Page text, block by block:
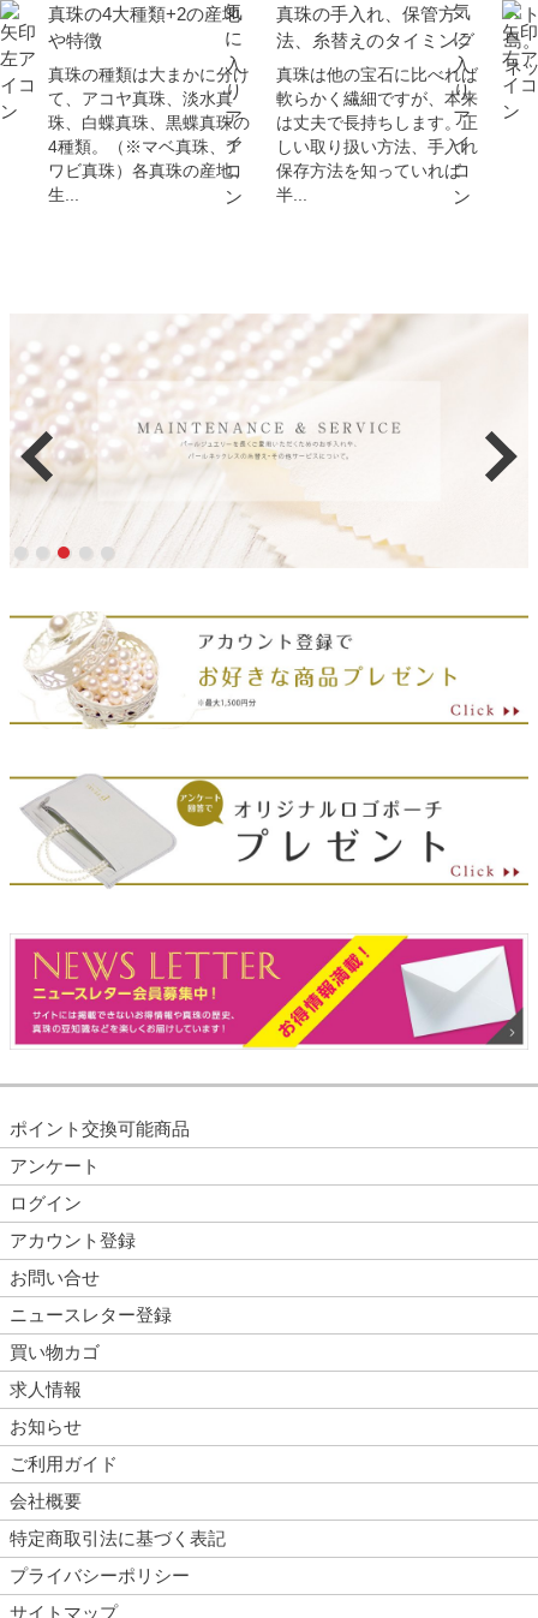
真珠の4大種類+2の産地
や特徴
真珠の種類は大まかに分け
て、アコヤ真珠、淡水真
珠、白蝶真珠、黒蝶真珠の
4種類。（※マベ真珠、ア
ワビ真珠）各真珠の産地、
生...
真珠の手入れ、保管方
法、糸替えのタイミング
真珠は他の宝石に比べれば
軟らかく繊細ですが、本来
は丈夫で長持ちします。正
しい取り扱い方法、手入れ
保存方法を知っていれば
半...
ベ
島
ネ
ポイント交換可能商品
アンケート
ログイン
アカウント登録
お問い合せ
ニュースレター登録
買い物カゴ
求人情報
お知らせ
ご利用ガイド
会社概要
特定商取引法に基づく表記
プライバシーポリシー
サイトマップ